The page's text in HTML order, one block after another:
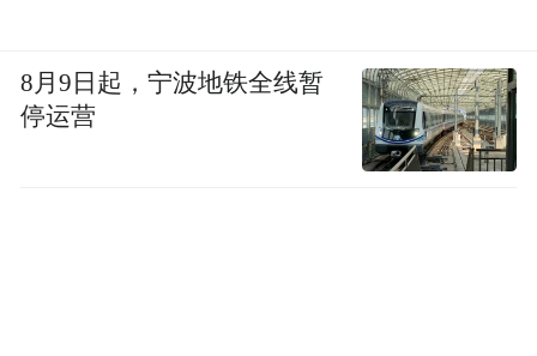
8月9日起，宁波地铁全线暂
停运营